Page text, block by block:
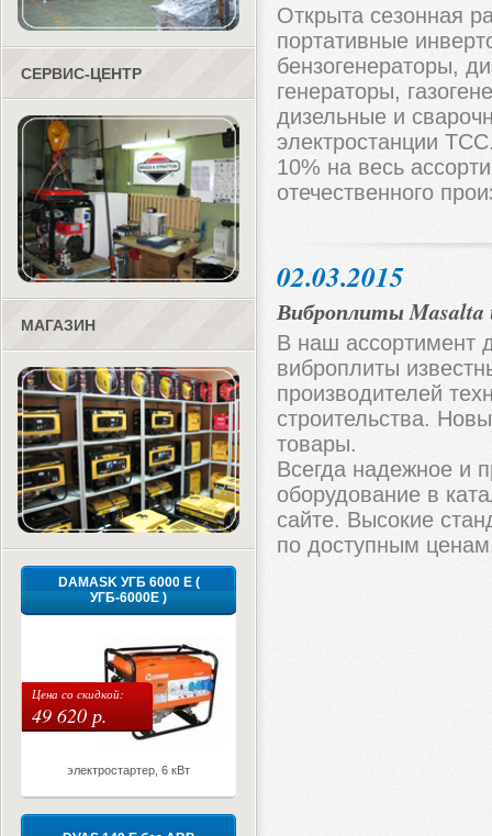
СЕРВИС-ЦЕНТР
МАГАЗИН
DAMASK УГБ 6000 Е (
УГБ-6000Е )
Цена со скидкой:
49 620 р.
электростартер, 6 кВт
Открыта сезонная
портативные
бензогенераторы,
генераторы,
дизельные и
электростанции
10% на весь
отечественного
02.03.2015
Виброплиты Masalta
В наш ассортимент
виброплиты
производителей
строительства.
товары.
Всегда надежное и
оборудование в
сайте. Высокие
по доступным